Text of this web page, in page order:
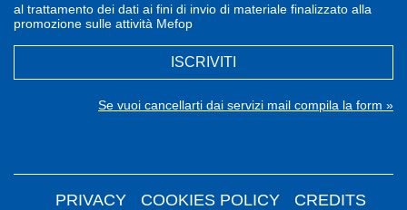
al trattamento dei dati ai fini di invio di materiale finalizzato alla
promozione sulle attività Mefop
ISCRIVITI
Se vuoi cancellarti dai servizi mail compila la form »
PRIVACY COOKIES POLICY CREDITS